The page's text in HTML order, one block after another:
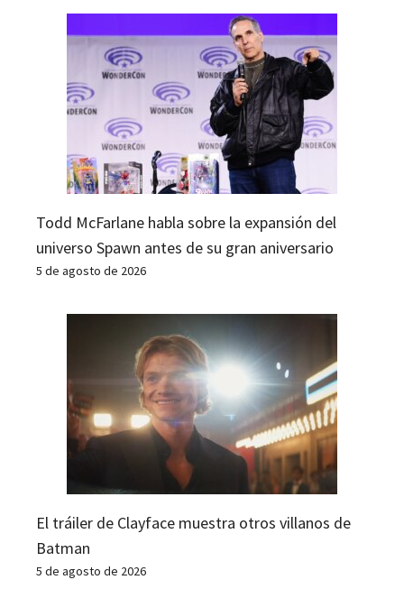
Todd McFarlane habla sobre la expansión del
universo Spawn antes de su gran aniversario
5 de agosto de 2026
El tráiler de Clayface muestra otros villanos de
Batman
5 de agosto de 2026